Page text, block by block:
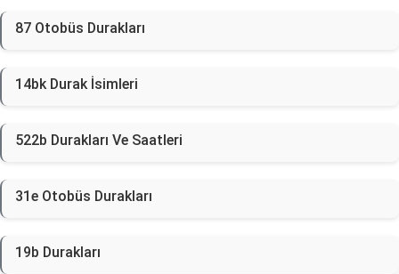
87 Otobüs Durakları
14bk Durak İsimleri
522b Durakları Ve Saatleri
31e Otobüs Durakları
19b Durakları